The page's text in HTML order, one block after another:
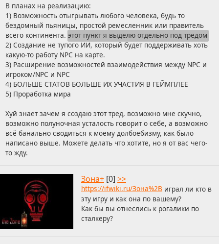
В планах на реализацию:
1) Возможность отыгрывать любого человека, будь то
бездомный пьяницы, простой ремесленник или правитель
всего континента. этот пункт я выделю отдельно под тредом
2) Создание не тупого ИИ, который будет поддерживать хоть
какую-то работу NPC на карте.
3) Расширение возможностей взаимодействия между NPC и
игроком/NPC и NPC
4) БОЛЬШЕ СТАТОВ БОЛЬШЕ ИХ УЧАСТИЯ В ГЕЙМПЛЕЕ
5) Проработка мира
Хуй знает зачем я создаю этот тред, возможно мне скучно,
возможно полуночная усталость говорит о себе, а возможно
всё банально сводиться к моему долбоебизму, как было
написано выше. Можете делать что хотите, но я от вас чего-
то жду.
Зона+ [0] >>
https://ifwiki.ru/Зона%2B играл ли кто в
эту игру и как она по вашему?
Как бы вы отнеслись к рогалики по
сталкеру?